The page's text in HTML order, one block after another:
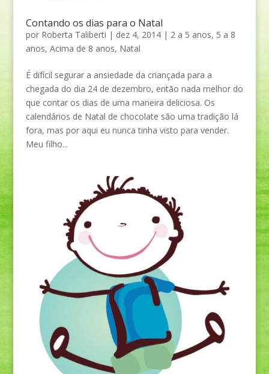
Contando os dias para o Natal
por Roberta Taliberti | dez 4, 2014| 2 a 5 anos, 5 a 8
anos, Acima de 8 anos, Natal
É difícil segurar a ansiedade da criançada para a
chegada do dia 24 de dezembro, então nada melhor do
que contar os dias de uma maneira deliciosa. Os
calendários de Natal de chocolate são uma tradição lá
fora, mas por aqui eu nunca tinha visto para vender.
Meu filho...